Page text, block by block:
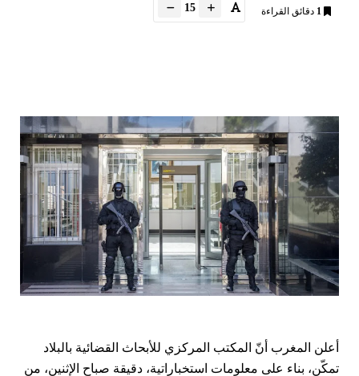
1 دقائق القراءة 15
أعلن المغرب أنّ المكتب المركزي للأبحاث القضائية بالبلاد
تمكّن، بناء على معلومات استخباراتية، دقيقة صباح الإثنين، من